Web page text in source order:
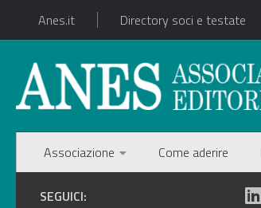
Anes.it Directory soci e testate
Associazione Come aderire
SEGUICI: